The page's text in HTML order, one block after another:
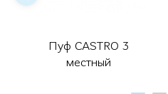
Пуф CASTRO 3
местный